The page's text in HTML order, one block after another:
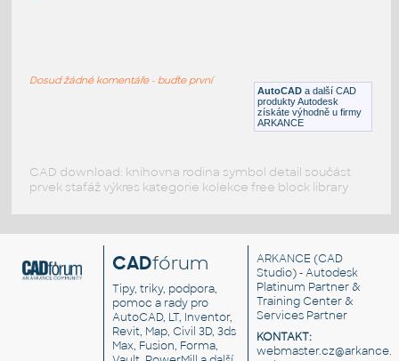
detail -2
AutoCAD a další CAD
produkty Autodesk
získáte výhodně u firmy
ARKANCE
Dosud žádné komentáře - buďte první
CAD download: knihovna rodina symbol detail součást
prvek stafáž výkres kategorie kolekce free block library
CADfórum
Tipy, triky, podpora,
pomoc a rady pro
AutoCAD, LT, Inventor,
Revit, Map, Civil 3D, 3ds
Max, Fusion, Forma,
ARKANCE (CAD
Studio) - Autodesk
Platinum Partner &
Training Center &
Services Partner
KONTAKT: